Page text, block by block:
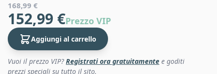
168,99 €
152,99 €Prezzo VIP
Aggiungi al carrello
Vuoi il prezzo VIP?Registrati ora gratuitamente e goditi
prezzi speciali su tutto il sito.